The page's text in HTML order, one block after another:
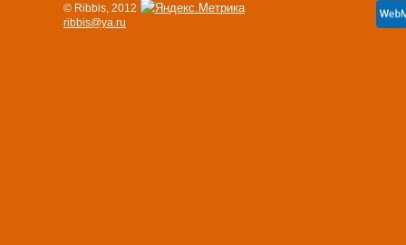
© Ribbis, 2012
ribbis@ya.ru